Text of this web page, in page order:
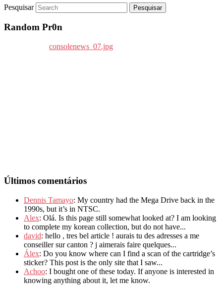
Pesquisar
Random Pr0n
Últimos comentários
Dennis Tamayo: My country had the Mega Drive back in the
1990s, but it’s in NTSC.
Alex: Olá. Is this page still somewhat looked at? I am looking
to complete my korean collection, but do not have...
david: hello , tres bel article ! aurais tu des adresses a me
conseiller sur canton ? j aimerais faire quelques...
Álex: Do you know where can I find a scan of the cartridge’s
sticker? This post is the only site that I saw...
Achoo: I bought one of these today. If anyone is interested in
knowing anything about it, let me know.